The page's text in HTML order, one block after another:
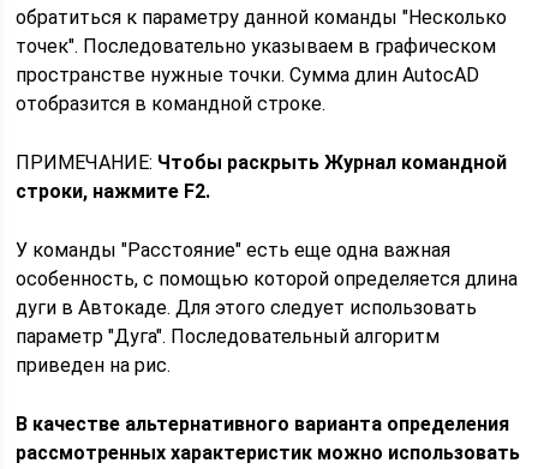
обратиться к параметру данной команды "Несколько
точек". Последовательно указываем в графическом
пространстве нужные точки. Сумма длин AutocAD
отобразится в командной строке.
ПРИМЕЧАНИЕ: Чтобы раскрыть Журнал командной
строки, нажмите F2.
У команды "Расстояние" есть еще одна важная
особенность, с помощью которой определяется длина
дуги в Автокаде. Для этого следует использовать
параметр "Дуга". Последовательный алгоритм
приведен на рис.
В качестве альтернативного варианта определения
рассмотренных характеристик можно использовать